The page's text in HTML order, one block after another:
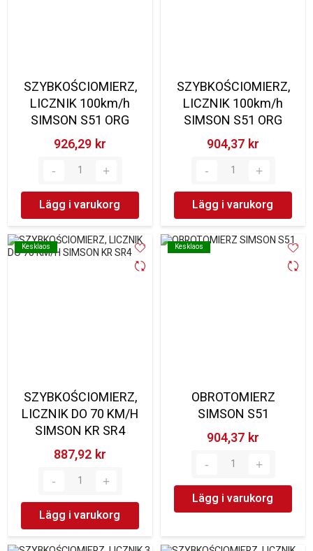
SZYBKOŚCIOMIERZ,
LICZNIK 100km/h
SIMSON S51 ORG
926,29 kr‎
Lägg i varukorg
SZYBKOŚCIOMIERZ,
LICZNIK 100km/h
SIMSON S51 ORG
904,37 kr‎
Lägg i varukorg
Kesklaos
Kesklaos
SZYBKOŚCIOMIERZ,
LICZNIK DO 70 KM/H
SIMSON KR SR4
887,92 kr‎
Lägg i varukorg
Kesklaos
Kesklaos
OBROTOMIERZ
SIMSON S51
904,37 kr‎
Lägg i varukorg